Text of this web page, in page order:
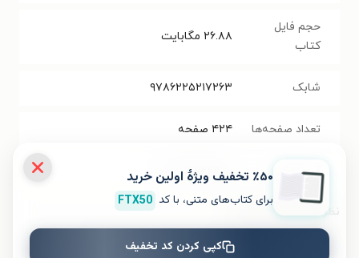
حجم فایل
کتاب
۲۶.۸۸ مگابایت
شابک ۹۷۸۶۲۲۵۲۱۷۲۶۳
تعداد صفحه‌ها ۴۲۴ صفحه
قیمت کتاب ۸۲۲۳۰۰ تومان
نظر شما دربارهٔ این کتاب
به این کتاب چه امتیازی می‌دهید؟
٪۵۰ تخفیف ویژۀ اولین خرید
برای کتاب‌های متنی، با کد FTX50
کپی کردن کد تخفیف